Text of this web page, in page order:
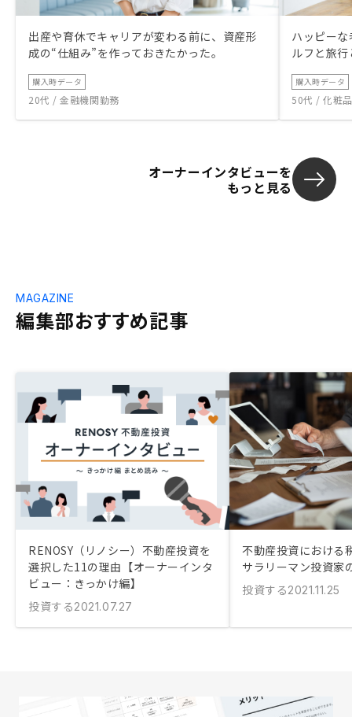
出産や育休でキャリアが変わる前に、資産形
成の“仕組み”を作っておきたかった。
購入時データ
20代 / 金融機関勤務
ハッピー
ルフと旅
購入時データ
50代 / 化粧
オーナーインタビューを
もっと見る
編集部おすすめ記事
MAGAZINE
RENOSY（リノシー）不動産投資を
選択した11の理由【オーナーインタ
ビュー：きっかけ編】
投資する2021.07.27
不動産投資における
サラリーマン投資家
投資する2021.11.25